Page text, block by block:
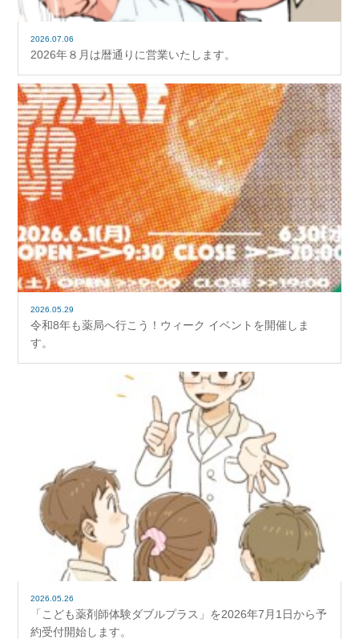
2026.07.06
2026年８月は暦通りに営業いたします。
2026.05.29
令和8年も薬局へ行こう！ウィーク イベントを開催しま
す。
2026.05.26
「こども薬剤師体験ダブルプラス」を2026年7月1日から予
約受付開始します。